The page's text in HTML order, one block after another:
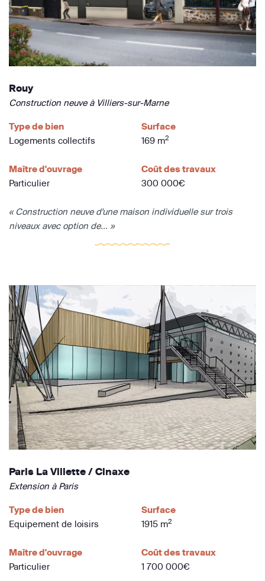
Rouy
Construction neuve à Villiers-sur-Marne
Type de bien
Logements collectifs
Surface
169 m2
Maître d'ouvrage
Particulier
Coût des travaux
300 000€
« Construction neuve d'une maison individuelle sur trois
niveaux avec option de... »
Paris La Villette / Cinaxe
Extension à Paris
Type de bien
Equipement de loisirs
Surface
1915 m2
Maître d'ouvrage
Particulier
Coût des travaux
1 700 000€